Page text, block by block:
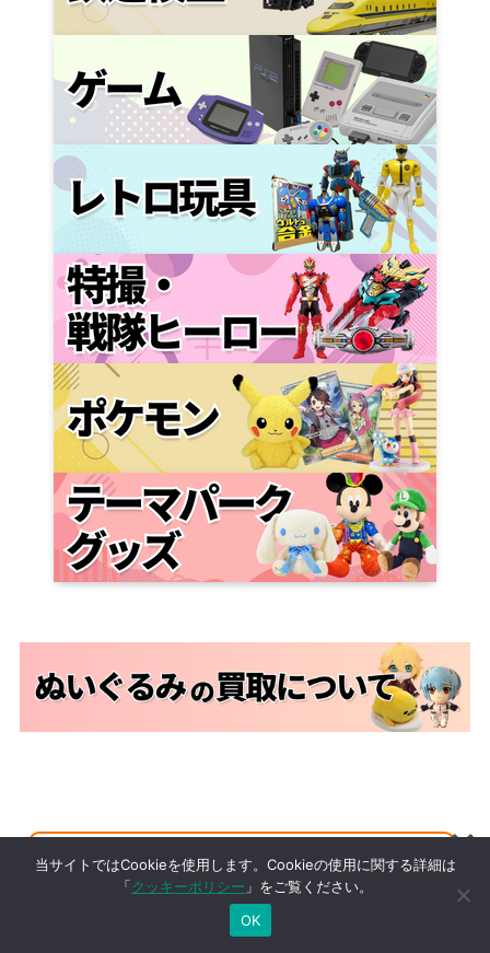
当サイトではCookieを使用します。Cookieの使用に関する詳細は
「クッキーポリシー 」をご覧ください。
OK